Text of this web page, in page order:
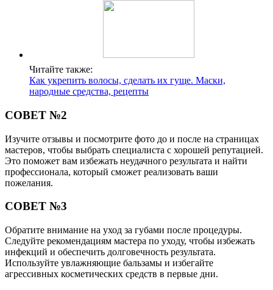
Читайте также:
Как укрепить волосы, сделать их гуще. Маски,
народные средства, рецепты
СОВЕТ №2
Изучите отзывы и посмотрите фото до и после на страницах
мастеров, чтобы выбрать специалиста с хорошей репутацией.
Это поможет вам избежать неудачного результата и найти
профессионала, который сможет реализовать ваши
пожелания.
СОВЕТ №3
Обратите внимание на уход за губами после процедуры.
Следуйте рекомендациям мастера по уходу, чтобы избежать
инфекций и обеспечить долговечность результата.
Используйте увлажняющие бальзамы и избегайте
агрессивных косметических средств в первые дни.